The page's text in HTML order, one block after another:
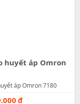
huyết áp Omron
áp Omron 7180
đ